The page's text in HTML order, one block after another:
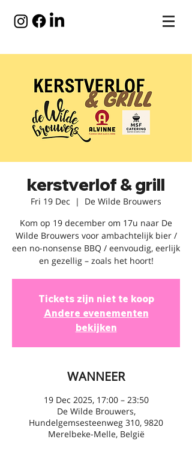
kerstverlof & grill
Fri 19 Dec
  |
De Wilde Brouwers
Kom op 19 december om 17u naar De
Wilde Brouwers voor ambachtelijk bier /
een no-nonsense BBQ / eenvoudig, eerlijk
en gezellig – zoals het hoort!
Tickets zijn niet te koop
Andere evenementen
bekijken
WANNEER
19 Dec 2025, 17:00 – 23:50
De Wilde Brouwers,
Hundelgemsesteenweg 310, 9820
Merelbeke-Melle, België